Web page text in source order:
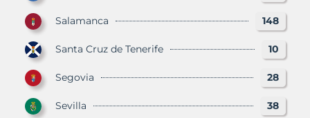
Salamanca 148
Santa Cruz de Tenerife 10
Segovia 28
Sevilla 38